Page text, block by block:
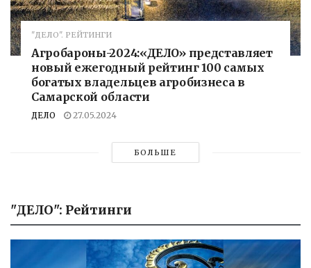
"ДЕЛО". РЕЙТИНГИ
Агробароны-2024:«ДЕЛО» представляет
новый ежегодный рейтинг 100 самых
богатых владельцев агробизнеса в
Самарской области
ДЕЛО 27.05.2024
БОЛЬШЕ
"ДЕЛО": Рейтинги